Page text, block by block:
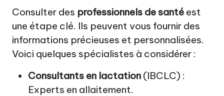
Consulter des professionnels de santé est
une étape clé. Ils peuvent vous fournir des
informations précieuses et personnalisées.
Voici quelques spécialistes à considérer :
Consultants en lactation (IBCLC) :
Experts en allaitement.